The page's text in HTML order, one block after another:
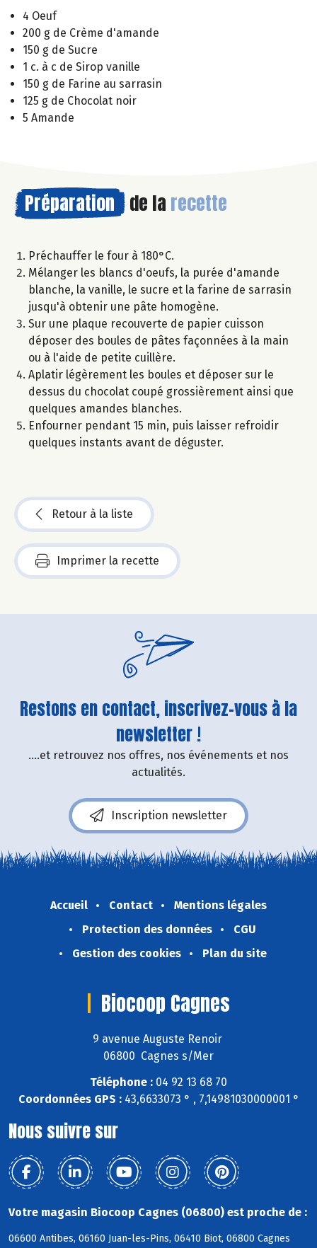
4 Oeuf
200 g de Crème d'amande
150 g de Sucre
1 c. à c de Sirop vanille
150 g de Farine au sarrasin
125 g de Chocolat noir
5 Amande
Préparation de la recette
Préchauffer le four à 180°C.
Mélanger les blancs d'oeufs, la purée d'amande
blanche, la vanille, le sucre et la farine de sarrasin
jusqu'à obtenir une pâte homogène.
Sur une plaque recouverte de papier cuisson
déposer des boules de pâtes façonnées à la main
ou à l'aide de petite cuillère.
Aplatir légèrement les boules et déposer sur le
dessus du chocolat coupé grossièrement ainsi que
quelques amandes blanches.
Enfourner pendant 15 min, puis laisser refroidir
quelques instants avant de déguster.
Retour à la liste
Imprimer la recette
Restons en contact, inscrivez-vous à la
newsletter !
....et retrouvez nos offres, nos événements et nos
actualités.
Inscription newsletter
Accueil Contact
Mentions légales
Protection des données
CGU
Gestion des cookies
Plan du site
Biocoop Cagnes
9 avenue Auguste Renoir
06800 Cagnes s/Mer
Téléphone : 04 92 13 68 70
Coordonnées GPS :43,6633073 ° , 7,14981030000001 °
Nous suivre sur
Votre magasin Biocoop Cagnes (06800) est proche de :
06600 Antibes, 06160 Juan-les-Pins, 06410 Biot, 06800 Cagnes